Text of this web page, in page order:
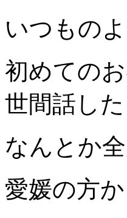
いつもの
初めての
世間話し
なんとか
愛媛の方